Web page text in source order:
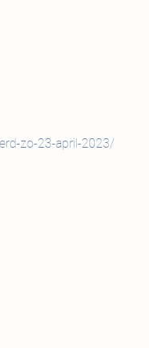
zo-23-april-2023/